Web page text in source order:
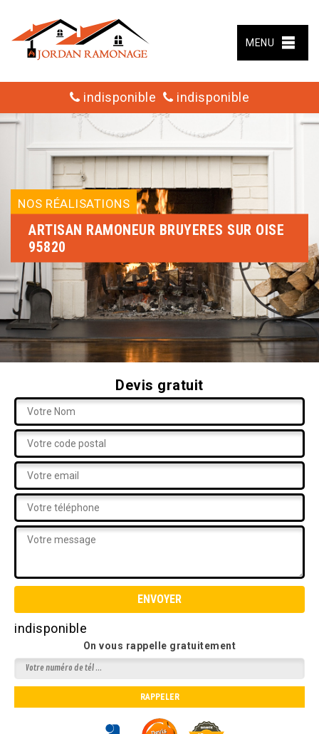
MENU
indisponible indisponible
NOS RÉALISATIONS
ARTISAN RAMONEUR BRUYERES SUR OISE
95820
Devis gratuit
indisponible
On vous rappelle gratuitement